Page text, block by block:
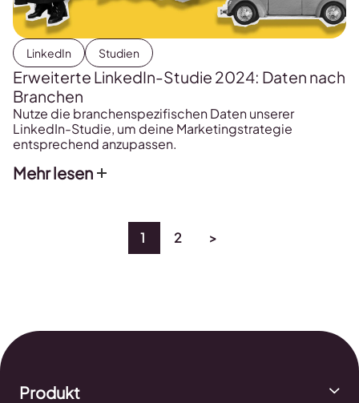
LinkedIn Studien
Erweiterte LinkedIn-Studie 2024: Daten nach
Branchen
Nutze die branchenspezifischen Daten unserer
LinkedIn-Studie, um deine Marketingstrategie
entsprechend anzupassen.
Mehr lesen
1 2 >
Produkt